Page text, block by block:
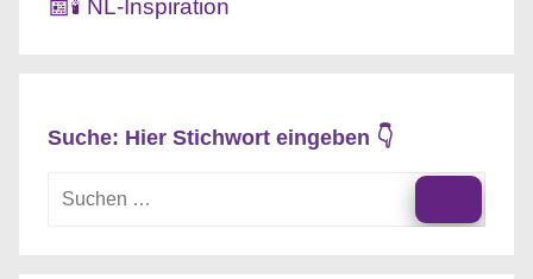
📰🕯️ NL-Inspiration
Suche: Hier Stichwort eingeben 👇
Suchen